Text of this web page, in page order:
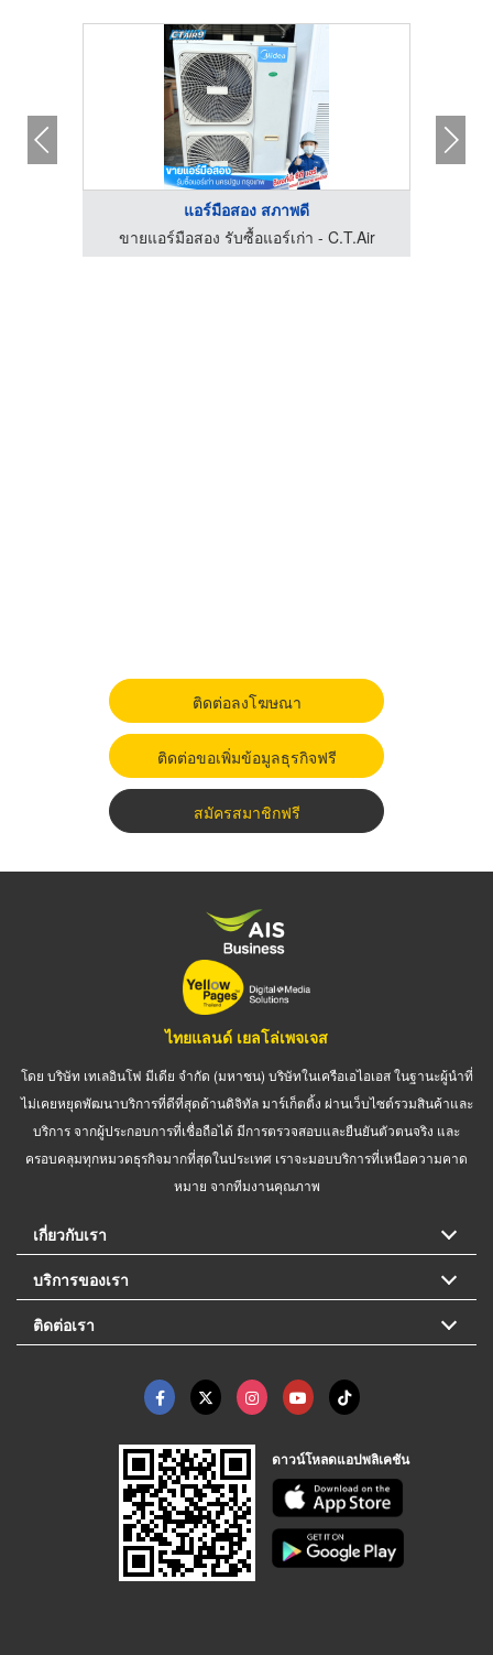
แอร์มือสอง สภาพดี
ขายแอร์มือสอง รับซื้อแอร์เก่า - C.T.Air
ติดต่อลงโฆษณา
ติดต่อขอเพิ่มข้อมูลธุรกิจฟรี
สมัครสมาชิกฟรี
ไทยแลนด์ เยลโล่เพจเจส
โดย บริษัท เทเลอินโฟ มีเดีย จำกัด (มหาชน) บริษัทในเครือเอไอเอส ในฐานะผู้นำที่
ไม่เคยหยุดพัฒนาบริการที่ดีที่สุดด้านดิจิทัล มาร์เก็ตติ้ง ผ่านเว็บไซต์รวมสินค้าและ
บริการ จากผู้ประกอบการที่เชื่อถือได้ มีการตรวจสอบและยืนยันตัวตนจริง และ
ครอบคลุมทุกหมวดธุรกิจมากที่สุดในประเทศ เราจะมอบบริการที่เหนือความคาด
หมาย จากทีมงานคุณภาพ
เกี่ยวกับเรา
บริการของเรา
ติดต่อเรา
ดาวน์โหลดแอปพลิเคชัน